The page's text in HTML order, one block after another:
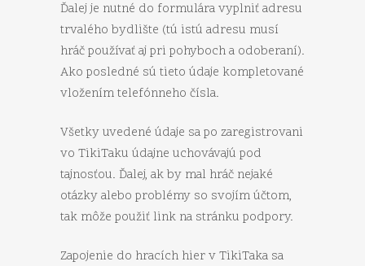
Ďalej je nutné do formulára vyplniť adresu
trvalého bydlište (tú istú adresu musí
hráč používať aj pri pohyboch a odoberaní).
Ako posledné sú tieto údaje kompletované
vložením telefónneho čísla.
Všetky uvedené údaje sa po zaregistrovani
vo TikiTaku údajne uchovávajú pod
tajnosťou. Ďalej, ak by mal hráč nejaké
otázky alebo problémy so svojím účtom,
tak môže použiť link na stránku podpory.
Zapojenie do hracích hier v TikiTaka sa